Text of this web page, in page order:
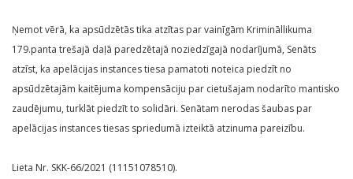
Ņemot vērā, ka apsūdzētās tika atzītas par vainīgām Krimināllikuma
179.panta trešajā daļā paredzētajā noziedzīgajā nodarījumā, Senāts
atzīst, ka apelācijas instances tiesa pamatoti noteica piedzīt no
apsūdzētajām kaitējuma kompensāciju par cietušajam nodarīto mantisko
zaudējumu, turklāt piedzīt to solidāri. Senātam nerodas šaubas par
apelācijas instances tiesas spriedumā izteiktā atzinuma pareizību.
Lieta Nr. SKK-66/2021 (11151078510).